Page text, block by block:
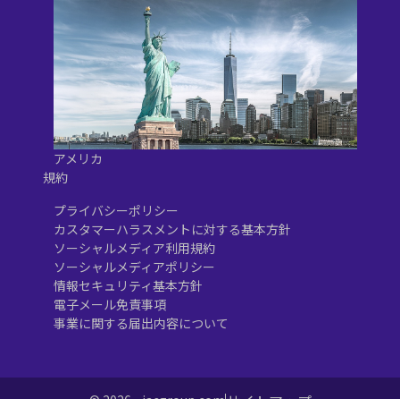
アメリカ
規約
プライバシーポリシー
カスタマーハラスメントに対する基本方針
ソーシャルメディア利用規約
ソーシャルメディアポリシー
情報セキュリティ基本方針
電子メール免責事項
事業に関する届出内容について